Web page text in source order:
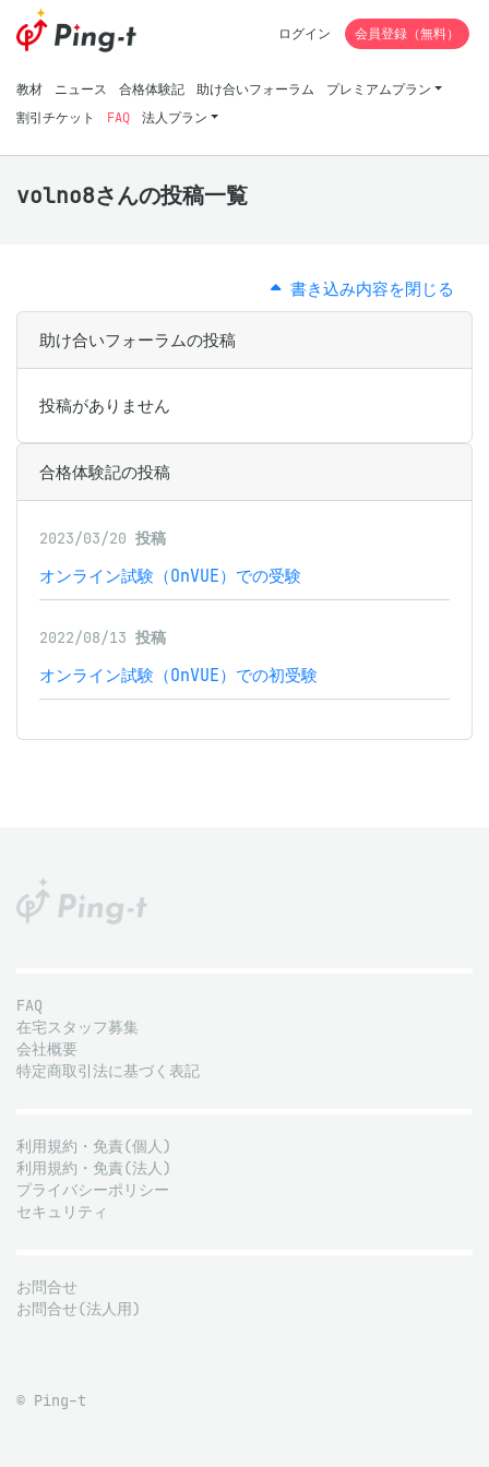
教材 ニュース 合格体験記 助け合いフォーラム
プレミアムプラン
割引チケット
FAQ 法人プラン
ログイン 会員登録（無料）
volno8さんの投稿一覧
書き込み内容を閉じる
助け合いフォーラムの投稿
投稿がありません
合格体験記の投稿
2023/03/20 投稿
オンライン試験（OnVUE）での受験
2022/08/13 投稿
オンライン試験（OnVUE）での初受験
FAQ
在宅スタッフ募集
会社概要
特定商取引法に基づく表記
利用規約・免責(個人)
利用規約・免責(法人)
プライバシーポリシー
セキュリティ
お問合せ
お問合せ(法人用)
© Ping-t